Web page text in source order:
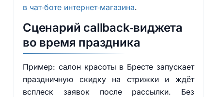
в чат‑боте интернет‑магазина.
Сценарий callback‑виджета
во время праздника
Пример: салон красоты в Бресте запускает
праздничную скидку на стрижки и ждёт
всплеск заявок после рассылки. Без